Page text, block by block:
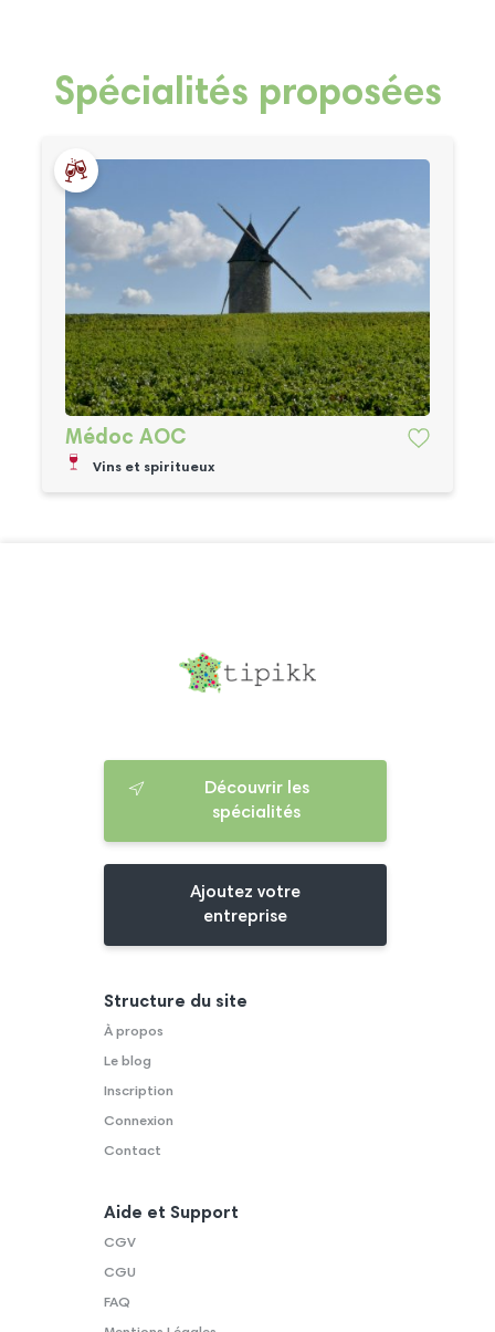
Spécialités proposées
Médoc AOC
Vins et spiritueux
Découvrir les
spécialités
Ajoutez votre
entreprise
Structure du site
À propos
Le blog
Inscription
Connexion
Contact
Aide et Support
CGV
CGU
FAQ